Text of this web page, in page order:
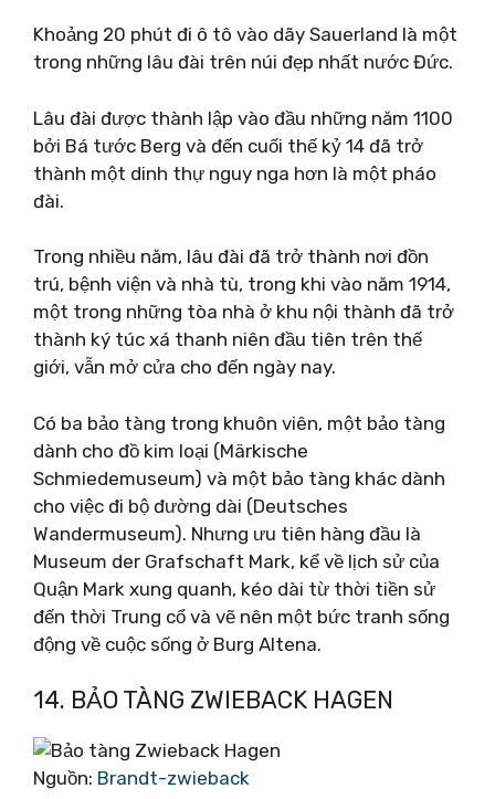
Khoảng 20 phút đi ô tô vào dãy Sauerland là một
trong những lâu đài trên núi đẹp nhất nước Đức.
Lâu đài được thành lập vào đầu những năm 1100
bởi Bá tước Berg và đến cuối thế kỷ 14 đã trở
thành một dinh thự nguy nga hơn là một pháo
đài.
Trong nhiều năm, lâu đài đã trở thành nơi đồn
trú, bệnh viện và nhà tù, trong khi vào năm 1914,
một trong những tòa nhà ở khu nội thành đã trở
thành ký túc xá thanh niên đầu tiên trên thế
giới, vẫn mở cửa cho đến ngày nay.
Có ba bảo tàng trong khuôn viên, một bảo tàng
dành cho đồ kim loại (Märkische
Schmiedemuseum) và một bảo tàng khác dành
cho việc đi bộ đường dài (Deutsches
Wandermuseum). Nhưng ưu tiên hàng đầu là
Museum der Grafschaft Mark, kể về lịch sử của
Quận Mark xung quanh, kéo dài từ thời tiền sử
đến thời Trung cổ và vẽ nên một bức tranh sống
động về cuộc sống ở Burg Altena.
14. BẢO TÀNG ZWIEBACK HAGEN
Nguồn: Brandt-zwieback